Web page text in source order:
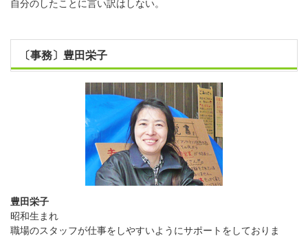
自分のしたことに言い訳はしない。
〔事務〕豊田栄子
豊田栄子
昭和生まれ
職場のスタッフが仕事をしやすいようにサポートをしておりま